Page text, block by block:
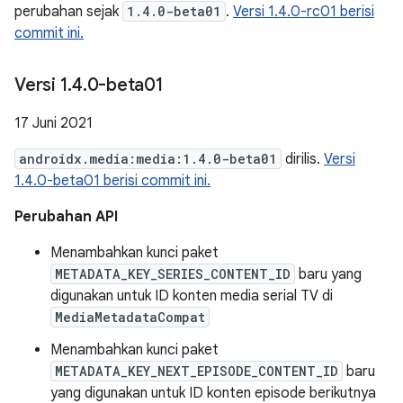
perubahan sejak 1.4.0-beta01 . Versi 1.4.0-rc01 berisi
commit ini.
Versi 1.4.0-beta01
17 Juni 2021
androidx.media:media:1.4.0-beta01 dirilis. Versi
1.4.0-beta01 berisi commit ini.
Perubahan API
Menambahkan kunci paket
METADATA_KEY_SERIES_CONTENT_ID baru yang
digunakan untuk ID konten media serial TV di
MediaMetadataCompat
Menambahkan kunci paket
METADATA_KEY_NEXT_EPISODE_CONTENT_ID baru
yang digunakan untuk ID konten episode berikutnya